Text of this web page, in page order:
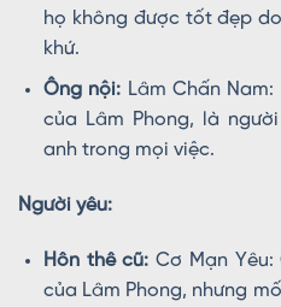
họ không được tốt đẹp
khứ.
Ông nội: Lâm Chấn
của Lâm Phong, là
anh trong mọi việc.
Người yêu:
Hôn thê cũ: Cơ Mạn
của Lâm Phong, nhưng